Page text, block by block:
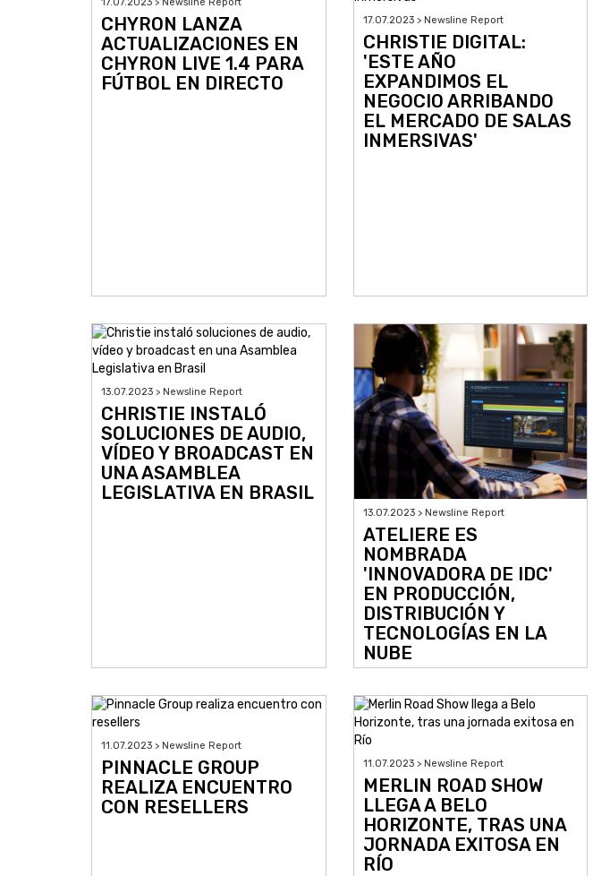
CHYRON LANZA
ACTUALIZACIONES EN
CHYRON LIVE 1.4 PARA
FÚTBOL EN DIRECTO
17.07.2023 > Newsline Report
CHRISTIE DIGITAL:
'ESTE AÑO
EXPANDIMOS EL
NEGOCIO ARRIBANDO
EL MERCADO DE SALAS
INMERSIVAS'
13.07.2023 > Newsline Report
CHRISTIE INSTALÓ
SOLUCIONES DE AUDIO,
VÍDEO Y BROADCAST EN
UNA ASAMBLEA
LEGISLATIVA EN BRASIL
13.07.2023 > Newsline Report
ATELIERE ES
NOMBRADA
'INNOVADORA DE IDC'
EN PRODUCCIÓN,
DISTRIBUCIÓN Y
TECNOLOGÍAS EN LA
NUBE
11.07.2023 > Newsline Report
PINNACLE GROUP
REALIZA ENCUENTRO
CON RESELLERS
11.07.2023 > Newsline Report
MERLIN ROAD SHOW
LLEGA A BELO
HORIZONTE, TRAS UNA
JORNADA EXITOSA EN
RÍO